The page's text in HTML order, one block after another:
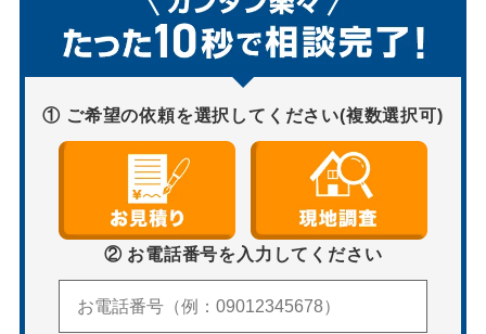
① ご希望の依頼を選択してください(複数選択可)
② お電話番号を入力してください